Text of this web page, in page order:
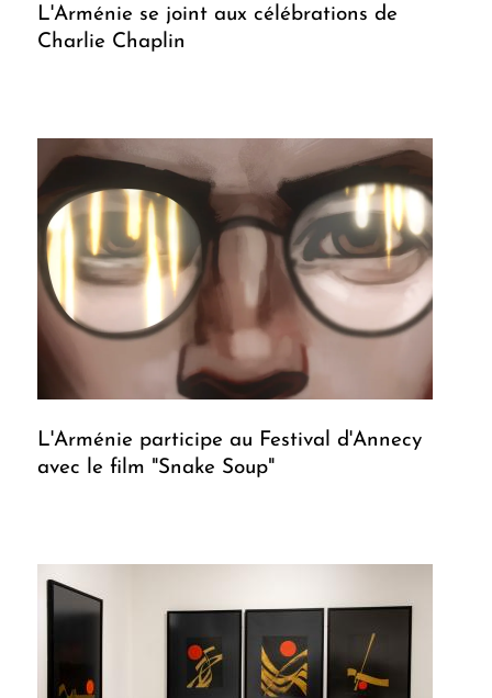
L'Arménie se joint aux célébrations de
Charlie Chaplin
L'Arménie participe au Festival d'Annecy
avec le film "Snake Soup"